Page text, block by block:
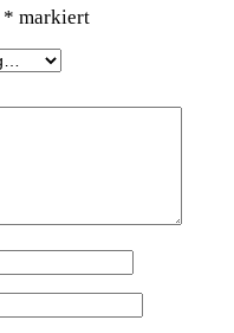
* markiert